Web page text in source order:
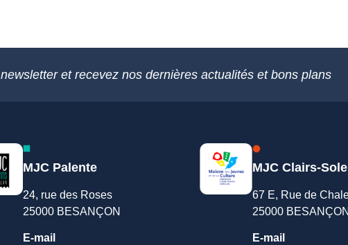
et recevez nos dernières actualités et bons plans
MJC Palente
24, rue des Roses
25000 BESANÇON
E-mail
MJC Clairs-
67 E, Rue de
25000 BESANÇON
E-mail